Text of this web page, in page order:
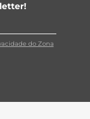
do Zona